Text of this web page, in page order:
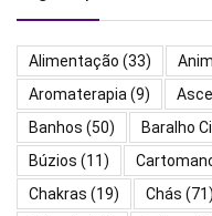
Alimentação (33)
Aromaterapia(9)
Banhos (50) Baralho
Búzios (11)
Chakras (19) Chás (71)